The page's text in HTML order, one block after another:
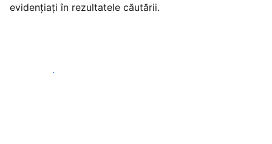
evidențiați în rezultatele căutării.
Începeți astăzi